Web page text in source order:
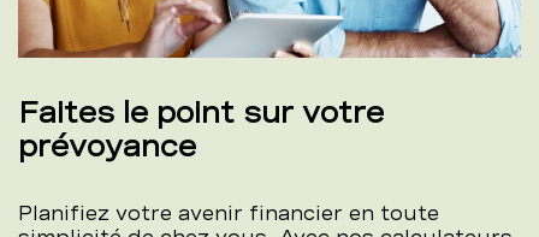
Faites le point sur votre
prévoyance
Planifiez votre avenir financier en toute